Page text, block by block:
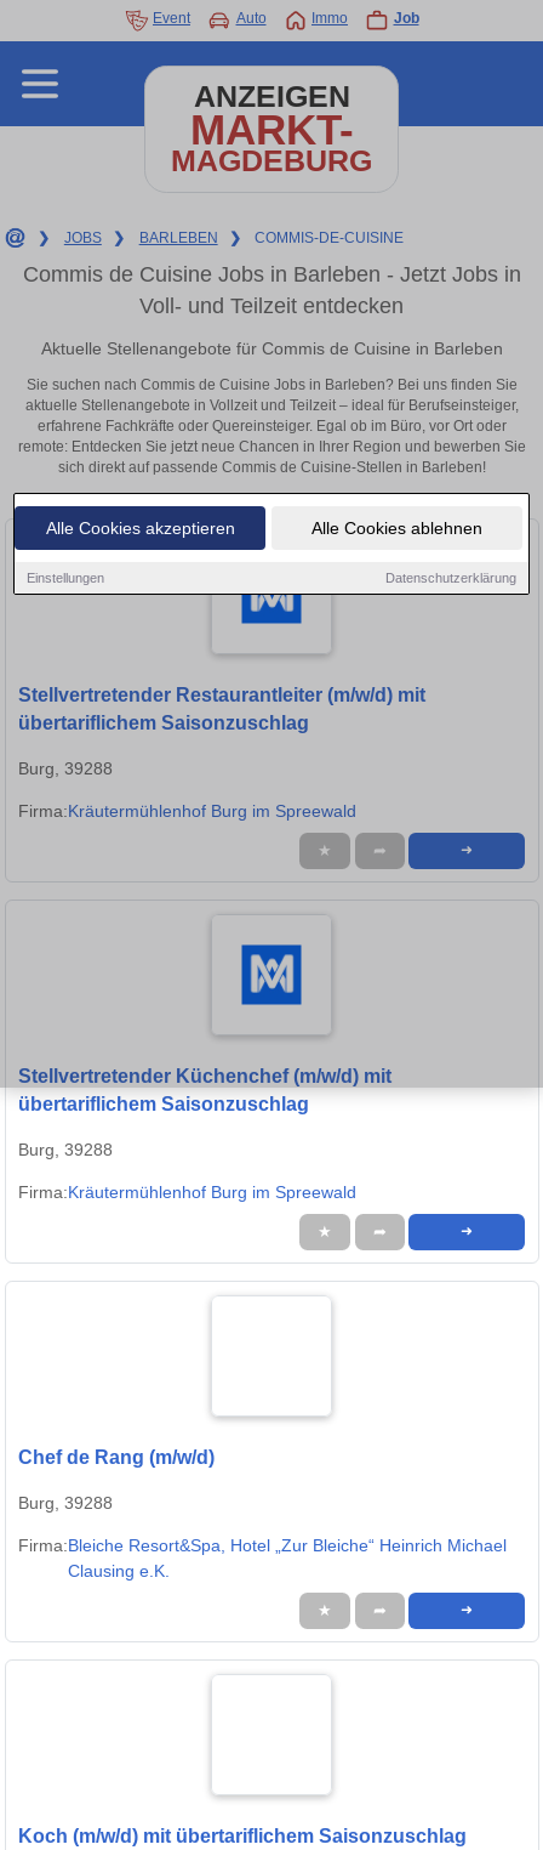
Alle Cookies akzeptieren Alle Cookies ablehnen
Einstellungen Datenschutzerklärung
Event Auto Immo Job
ANZEIGEN
MARKT-
MAGDEBURG
❯ JOBS ❯ BARLEBEN ❯ COMMIS-DE-CUISINE
Commis de Cuisine Jobs in Barleben - Jetzt Jobs in
Voll- und Teilzeit entdecken
Aktuelle Stellenangebote für Commis de Cuisine in Barleben
Sie suchen nach Commis de Cuisine Jobs in Barleben? Bei uns finden Sie
aktuelle Stellenangebote in Vollzeit und Teilzeit – ideal für Berufseinsteiger,
erfahrene Fachkräfte oder Quereinsteiger. Egal ob im Büro, vor Ort oder
remote: Entdecken Sie jetzt neue Chancen in Ihrer Region und bewerben Sie
sich direkt auf passende Commis de Cuisine-Stellen in Barleben!
Stellvertretender Restaurantleiter (m/w/d) mit
übertariflichem Saisonzuschlag
Burg, 39288
Firma:Kräutermühlenhof Burg im Spreewald
★ ➦ ➜
Stellvertretender Küchenchef (m/w/d) mit
übertariflichem Saisonzuschlag
Burg, 39288
Firma:Kräutermühlenhof Burg im Spreewald
★ ➦ ➜
Chef de Rang (m/w/d)
Burg, 39288
Firma:Bleiche Resort&Spa, Hotel „Zur Bleiche“ Heinrich Michael
Clausing e.K.
★ ➦ ➜
Koch (m/w/d) mit übertariflichem Saisonzuschlag